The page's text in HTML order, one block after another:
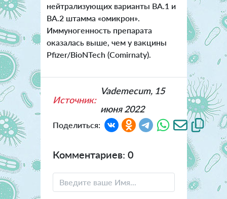
нейтрализующих варианты BA.1 и
BA.2 штамма «омикрон».
Иммуногенность препарата
оказалась выше, чем у вакцины
Pfizer/BioNTech (Comirnaty).
Источник:
Vademecum, 15
июня 2022
Поделиться:
Комментариев: 0